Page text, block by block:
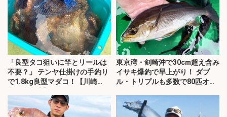
「良型タコ狙いに竿とリールは
不要？」 テンヤ仕掛けの手釣り
で1.8kg良型マダコ！【川崎
東京湾・剣崎沖で30cm超え含み
イサキ爆釣で早上がり！ ダブ
ル・トリプルも多数で80匹オー